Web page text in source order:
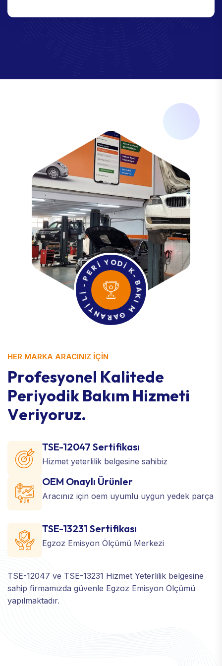
G
A
R
A
N
T
İ
L
İ
-
PE R İ YOD
İ
K
-
B
A
K
I
M
HER MARKA ARACINIZ İÇİN
Profesyonel Kalitede
Periyodik Bakım Hizmeti
Veriyoruz.
TSE-12047 Sertifikası
Hizmet yeterlilik belgesine sahibiz
OEM Onaylı Ürünler
Aracınız için oem uyumlu uygun yedek parça
TSE-13231 Sertifikası
Egzoz Emisyon Ölçümü Merkezi
TSE-12047 ve TSE-13231 Hizmet Yeterlilik belgesine
sahip firmamızda güvenle Egzoz Emisyon Ölçümü
yapılmaktadır.